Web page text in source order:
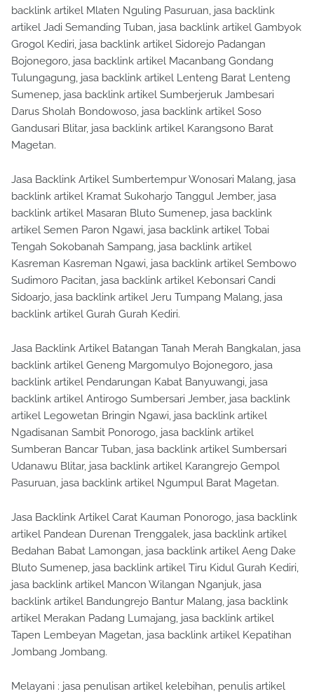
backlink artikel Mlaten Nguling Pasuruan, jasa backlink
artikel Jadi Semanding Tuban, jasa backlink artikel Gambyok
Grogol Kediri, jasa backlink artikel Sidorejo Padangan
Bojonegoro, jasa backlink artikel Macanbang Gondang
Tulungagung, jasa backlink artikel Lenteng Barat Lenteng
Sumenep, jasa backlink artikel Sumberjeruk Jambesari
Darus Sholah Bondowoso, jasa backlink artikel Soso
Gandusari Blitar, jasa backlink artikel Karangsono Barat
Magetan.
Jasa Backlink Artikel Sumbertempur Wonosari Malang, jasa
backlink artikel Kramat Sukoharjo Tanggul Jember, jasa
backlink artikel Masaran Bluto Sumenep, jasa backlink
artikel Semen Paron Ngawi, jasa backlink artikel Tobai
Tengah Sokobanah Sampang, jasa backlink artikel
Kasreman Kasreman Ngawi, jasa backlink artikel Sembowo
Sudimoro Pacitan, jasa backlink artikel Kebonsari Candi
Sidoarjo, jasa backlink artikel Jeru Tumpang Malang, jasa
backlink artikel Gurah Gurah Kediri.
Jasa Backlink Artikel Batangan Tanah Merah Bangkalan, jasa
backlink artikel Geneng Margomulyo Bojonegoro, jasa
backlink artikel Pendarungan Kabat Banyuwangi, jasa
backlink artikel Antirogo Sumbersari Jember, jasa backlink
artikel Legowetan Bringin Ngawi, jasa backlink artikel
Ngadisanan Sambit Ponorogo, jasa backlink artikel
Sumberan Bancar Tuban, jasa backlink artikel Sumbersari
Udanawu Blitar, jasa backlink artikel Karangrejo Gempol
Pasuruan, jasa backlink artikel Ngumpul Barat Magetan.
Jasa Backlink Artikel Carat Kauman Ponorogo, jasa backlink
artikel Pandean Durenan Trenggalek, jasa backlink artikel
Bedahan Babat Lamongan, jasa backlink artikel Aeng Dake
Bluto Sumenep, jasa backlink artikel Tiru Kidul Gurah Kediri,
jasa backlink artikel Mancon Wilangan Nganjuk, jasa
backlink artikel Bandungrejo Bantur Malang, jasa backlink
artikel Merakan Padang Lumajang, jasa backlink artikel
Tapen Lembeyan Magetan, jasa backlink artikel Kepatihan
Jombang Jombang.
Melayani : jasa penulisan artikel kelebihan, penulis artikel